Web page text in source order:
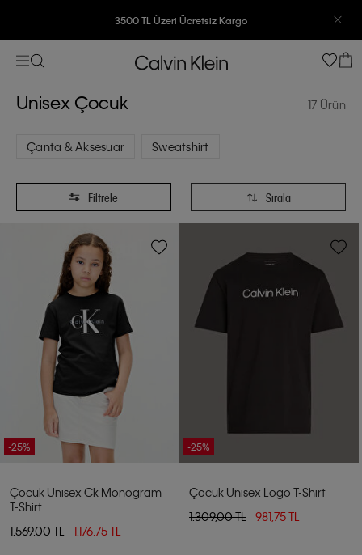
Unisex Çocuk 17 Ürün
Çanta & Aksesuar Sweatshirt
Filtrele Sırala
-25%
Çocuk Unisex Ck Monogram
T-Shirt
1.569,00 TL
1.176,75 TL
-25%
Çocuk Unisex Logo T-Shirt
1.309,00 TL
981,75 TL